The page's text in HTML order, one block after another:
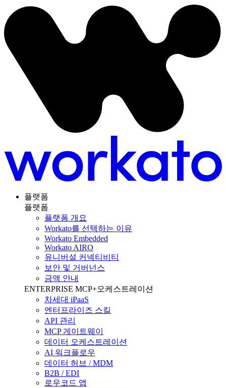
플랫폼
플랫폼
플랫폼 개요
Workato를 선택하는 이유
Workato Embedded
Workato AIRO
유니버설 커넥티비티
보안 및 거버넌스
금액 안내
ENTERPRISE MCP+오케스트레이션
차세대 iPaaS
엔터프라이즈 스킬
API 관리
MCP 게이트웨이
데이터 오케스트레이션
AI 워크플로우
데이터 허브 / MDM
B2B / EDI
로우코드 앱